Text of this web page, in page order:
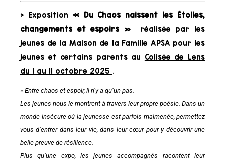
> Exposition « Du Chaos naissent les Étoiles,
changements et espoirs »réalisée par les
jeunes de la Maison de la Famille APSA pour les
jeunes et certains parents au Colisée de Lens
du 1 au 11 octobre 2025 .
« Entre chaos et espoir, il n’y a qu’un pas.
Les jeunes nous le montrent à travers leur propre poésie. Dans un
monde insécure où la jeunesse est parfois malmenée, permettez
vous d’entrer dans leur vie, dans leur cœur pour y découvrir une
belle preuve de résilience.
Plus qu’une expo, les jeunes accompagnés racontent leur